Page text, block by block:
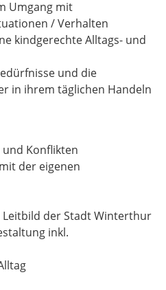
Umgang mit
/ Verhalten
kindgerechte Alltags- und
und die
in ihrem täglichen Handeln
Konflikten
der eigenen
der Stadt Winterthur
inkl.